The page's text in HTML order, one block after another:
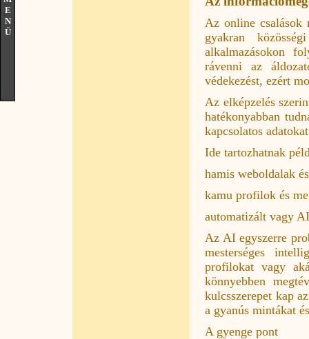
E
N
Ü
Az online csalások
gyakran
alkalmazásokon
rávenni az
védekezést, ezért
Az elképzelés
hatékonyabban
kapcsolatos
Ide tartozhatnak
hamis weboldalak
kamu profilok és
automatizált vagy
Az AI egyszerre
mesterséges
profilokat vagy
könnyebben
kulcsszerepet kap
a gyanús mintákat
A gyenge pont